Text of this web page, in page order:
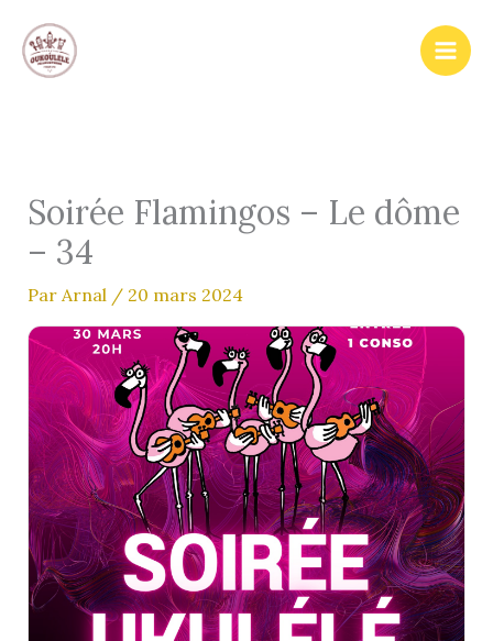
contenu
Soirée Flamingos – Le dôme
– 34
Par Arnal / 20 mars 2024